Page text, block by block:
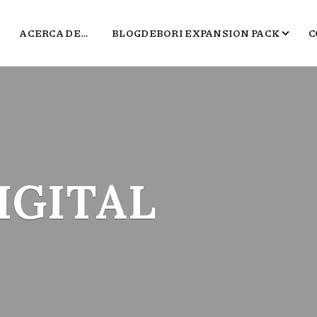
ACERCA DE… BLOGDEBORI EXPANSION PACK
JUEGOS DE BORI
2016, EL PEOR BLOG DE VIDEOJUEGOS